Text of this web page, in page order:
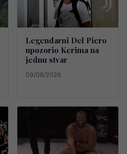
Legendarni Del Piero
upozorio Kerima na
jednu stvar
09/08/2026